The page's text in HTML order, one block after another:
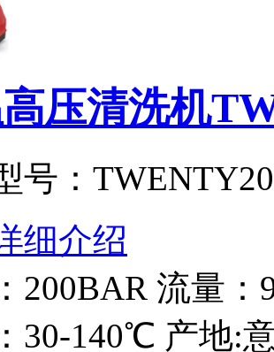
压清洗机
号：
细介绍
200BAR 流量
30-140℃ 产地: